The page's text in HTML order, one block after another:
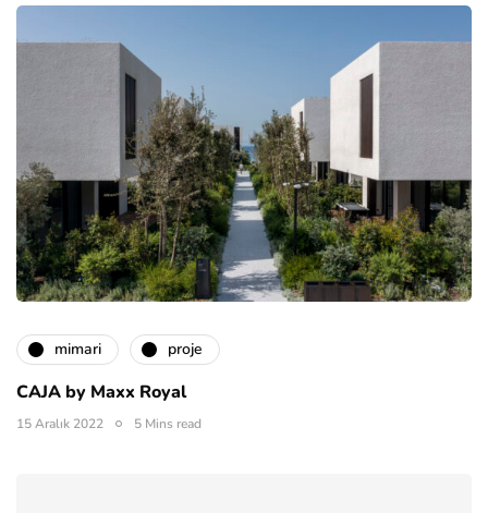
mimari proje
CAJA by Maxx Royal
15 Aralık 2022 5 Mins read